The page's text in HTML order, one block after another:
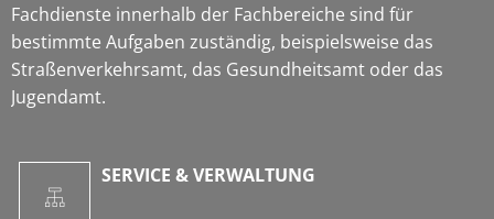
Fachdienste innerhalb der Fachbereiche sind für
bestimmte Aufgaben zuständig, beispielsweise das
Straßenverkehrsamt, das Gesundheitsamt oder das
Jugendamt.
SERVICE & VERWALTUNG